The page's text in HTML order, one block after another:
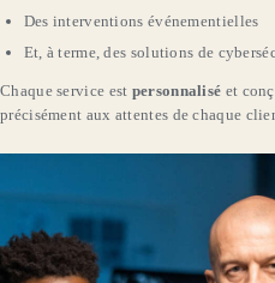
Des interventions événementielles
Et, à terme, des solutions de
Chaque service est personnalisé et
précisément aux attentes de chaque